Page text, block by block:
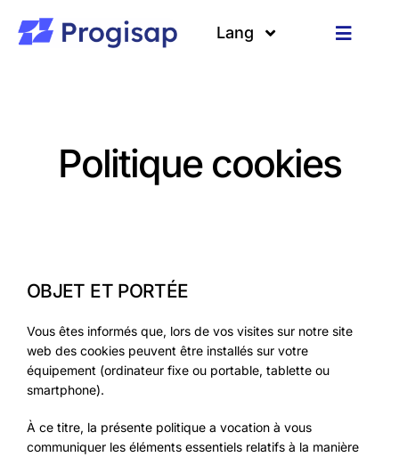
contenu
Toggle
Lang
Politique cookies
OBJET ET PORTÉE
Vous êtes informés que, lors de vos visites sur notre site
web des cookies peuvent être installés sur votre
équipement (ordinateur fixe ou portable, tablette ou
smartphone).
À ce titre, la présente politique a vocation à vous
communiquer les éléments essentiels relatifs à la manière